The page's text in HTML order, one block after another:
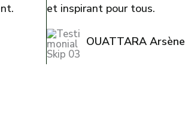
et inspirant pour tous.
OUATTARA Arsène